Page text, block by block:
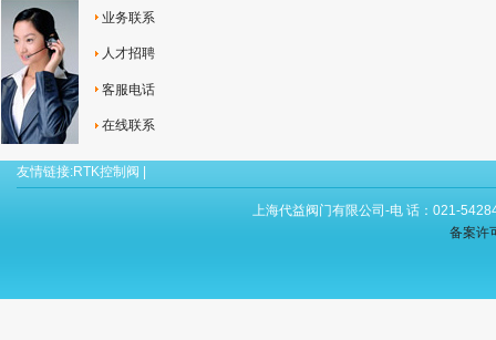
业务联系
人才招聘
客服电话
在线联系
友情链接:RTK控制阀
上海代益阀门有限公司-电 话：021-
备案许